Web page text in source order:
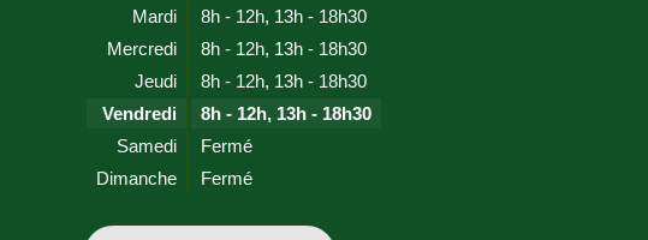
Mardi
8h - 12h, 13h - 18h30
Mercredi
8h - 12h, 13h - 18h30
Jeudi
8h - 12h, 13h - 18h30
Vendredi
8h - 12h, 13h - 18h30
Samedi
Fermé
Dimanche
Fermé